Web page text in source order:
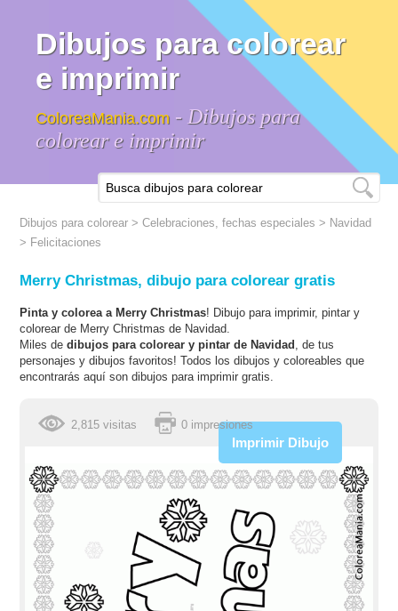
Dibujos para colorear
e imprimir
ColoreaMania.com - Dibujos para
colorear e imprimir
Dibujos para colorear >Celebraciones, fechas especiales > Navidad
> Felicitaciones
Merry Christmas, dibujo para colorear gratis
Pinta y colorea a Merry Christmas! Dibujo para imprimir, pintar y
colorear de Merry Christmas de Navidad.
Miles dedibujos para colorear y pintar de Navidad , de tus
personajes y dibujos favoritos! Todos los dibujos y coloreables que
encontrarás aquí son dibujos para imprimir gratis.
2,815 visitas 0 impresiones
Imprimir Dibujo